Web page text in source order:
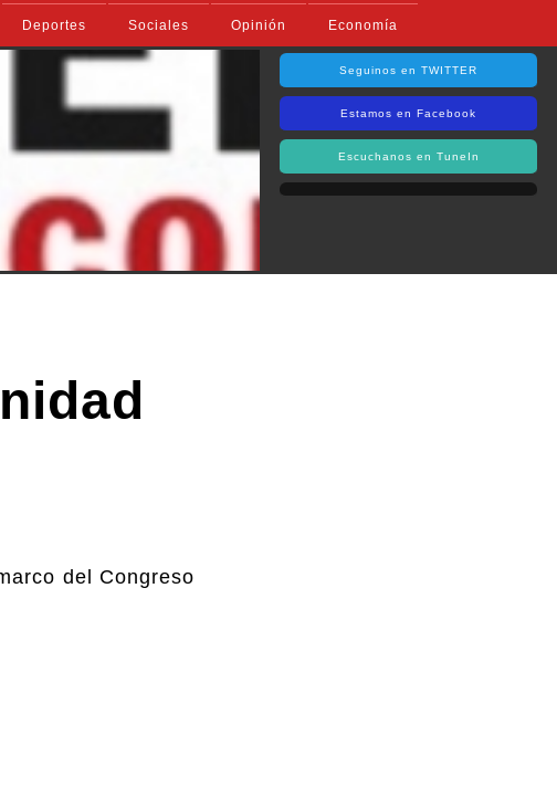
Deportes Sociales Opinión Economía
Seguinos en TWITTER
Estamos en Facebook
Escuchanos en TuneIn
del Congreso